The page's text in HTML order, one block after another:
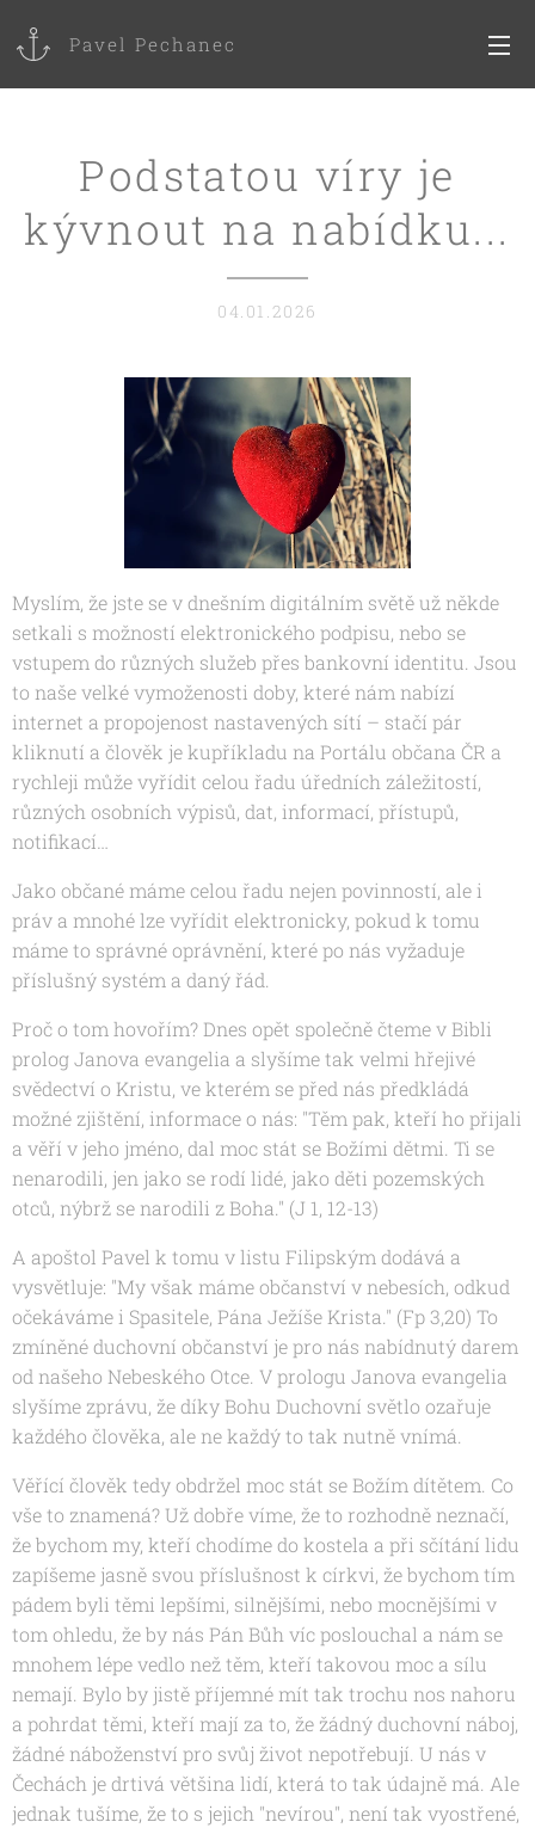
Pavel Pechanec
Podstatou víry je
kývnout na nabídku...
04.01.2026
Myslím, že jste se v dnešním digitálním světě už někde
setkali s možností elektronického podpisu, nebo se
vstupem do různých služeb přes bankovní identitu. Jsou
to naše velké vymoženosti doby, které nám nabízí
internet a propojenost nastavených sítí – stačí pár
kliknutí a člověk je kupříkladu na Portálu občana ČR a
rychleji může vyřídit celou řadu úředních záležitostí,
různých osobních výpisů, dat, informací, přístupů,
notifikací…
Jako občané máme celou řadu nejen povinností, ale i
práv a mnohé lze vyřídit elektronicky, pokud k tomu
máme to správné oprávnění, které po nás vyžaduje
příslušný systém a daný řád.
Proč o tom hovořím? Dnes opět společně čteme v Bibli
prolog Janova evangelia a slyšíme tak velmi hřejivé
svědectví o Kristu, ve kterém se před nás předkládá
možné zjištění, informace o nás: "Těm pak, kteří ho přijali
a věří v jeho jméno, dal moc stát se Božími dětmi. Ti se
nenarodili, jen jako se rodí lidé, jako děti pozemských
otců, nýbrž se narodili z Boha." (J 1, 12-13)
A apoštol Pavel k tomu v listu Filipským dodává a
vysvětluje: "My však máme občanství v nebesích, odkud
očekáváme i Spasitele, Pána Ježíše Krista." (Fp 3,20) To
zmíněné duchovní občanství je pro nás nabídnutý darem
od našeho Nebeského Otce. V prologu Janova evangelia
slyšíme zprávu, že díky Bohu Duchovní světlo ozařuje
každého člověka, ale ne každý to tak nutně vnímá.
Věřící člověk tedy obdržel moc stát se Božím dítětem. Co
vše to znamená? Už dobře víme, že to rozhodně neznačí,
že bychom my, kteří chodíme do kostela a při sčítání lidu
zapíšeme jasně svou příslušnost k církvi, že bychom tím
pádem byli těmi lepšími, silnějšími, nebo mocnějšími v
tom ohledu, že by nás Pán Bůh víc poslouchal a nám se
mnohem lépe vedlo než těm, kteří takovou moc a sílu
nemají. Bylo by jistě příjemné mít tak trochu nos nahoru
a pohrdat těmi, kteří mají za to, že žádný duchovní náboj,
žádné náboženství pro svůj život nepotřebují. U nás v
Čechách je drtivá většina lidí, která to tak údajně má. Ale
jednak tušíme, že to s jejich "nevírou", není tak vyostřené,